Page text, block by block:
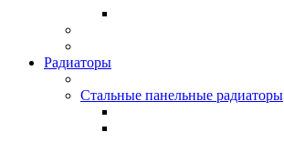
Радиаторы
Стальные панельные радиаторы